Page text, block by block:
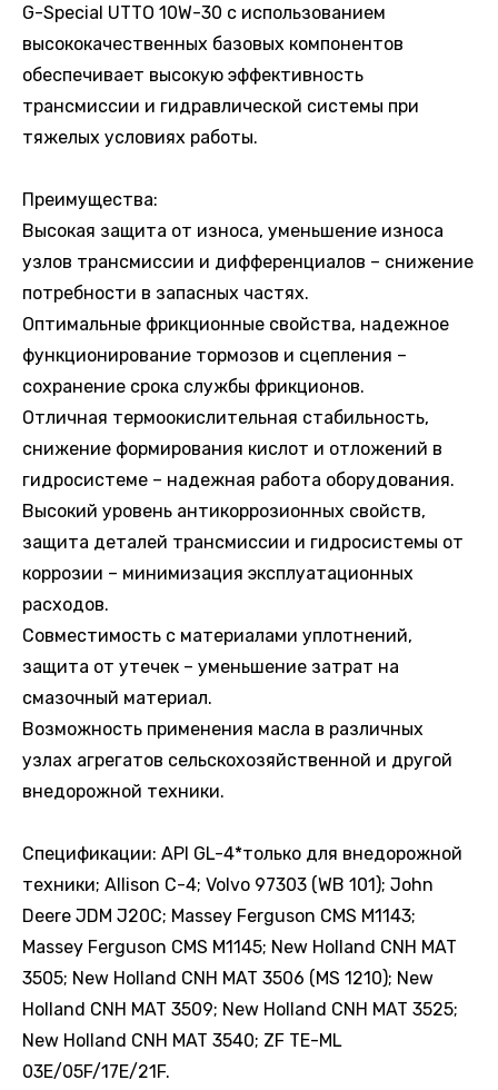
G-Special UTTO 10W-30 с использованием
высококачественных базовых компонентов
обеспечивает высокую эффективность
трансмиссии и гидравлической системы при
тяжелых условиях работы.
Преимущества:
Высокая защита от износа, уменьшение износа
узлов трансмиссии и дифференциалов – снижение
потребности в запасных частях.
Оптимальные фрикционные свойства, надежное
функционирование тормозов и сцепления –
сохранение срока службы фрикционов.
Отличная термоокислительная стабильность,
снижение формирования кислот и отложений в
гидросистеме – надежная работа оборудования.
Высокий уровень антикоррозионных свойств,
защита деталей трансмиссии и гидросистемы от
коррозии – минимизация эксплуатационных
расходов.
Совместимость с материалами уплотнений,
защита от утечек – уменьшение затрат на
смазочный материал.
Возможность применения масла в различных
узлах агрегатов сельскохозяйственной и другой
внедорожной техники.
Спецификации: API GL-4*только для внедорожной
техники; Allison C-4; Volvo 97303 (WB 101); John
Deere JDM J20C; Massey Ferguson CMS M1143;
Massey Ferguson CMS M1145; New Holland CNH MAT
3505; New Holland CNH MAT 3506 (MS 1210); New
Holland CNH MAT 3509; New Holland CNH MAT 3525;
New Holland CNH MAT 3540; ZF TE-ML
03E/05F/17E/21F.